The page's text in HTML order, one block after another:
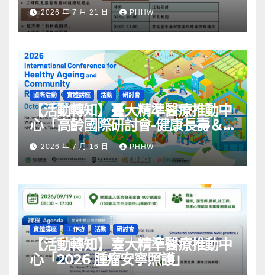
2026 年 7 月 21 日 PHHW
國際活動 實體講座 活動 研討會
【活動轉知】臺大精準醫療推動中
心「高齡國際研討會-健康長壽＆
社區韌性」
2026 年 7 月 16 日 PHHW
實體講座 工作坊 活動 研討會
【活動轉知】臺大精準醫療推動中
心「2026 腫瘤安寧照護」